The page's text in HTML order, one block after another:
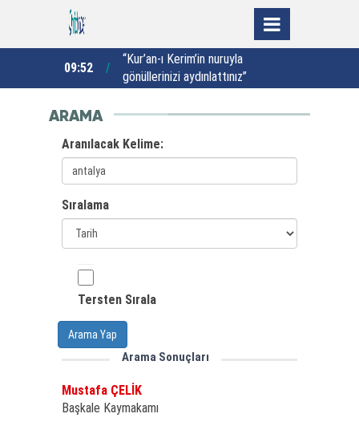
09:52
“Kur’an-ı Kerim’in nuruyla
gönüllerinizi aydınlattınız”
ARAMA
Aranılacak Kelime:
Sıralama
Tersten Sırala
Arama Yap
Arama Sonuçları
Mustafa ÇELİK
Başkale Kaymakamı